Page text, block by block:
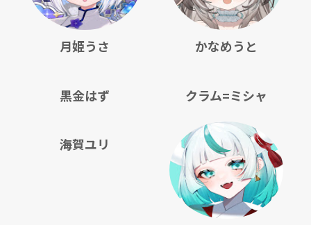
月姫うさ かなめうと
黒金はず クラム=ミシャ
海賀ユリ